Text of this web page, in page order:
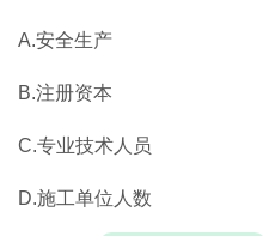
A.安全生产
B.注册资本
C.专业技术人员
D.施工单位人数